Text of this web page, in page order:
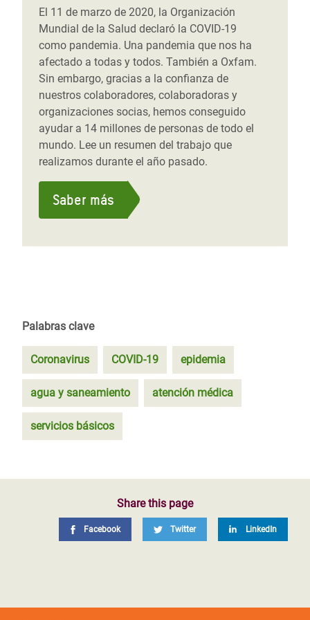
El 11 de marzo de 2020, la Organización
Mundial de la Salud declaró la COVID-19
como pandemia. Una pandemia que nos ha
afectado a todas y todos. También a Oxfam.
Sin embargo, gracias a la confianza de
nuestros colaboradores, colaboradoras y
organizaciones socias, hemos conseguido
ayudar a 14 millones de personas de todo el
mundo. Lee un resumen del trabajo que
realizamos durante el año pasado.
Saber más
Palabras clave
Coronavirus COVID-19 epidemia
agua y saneamiento atención médica
servicios básicos
Share this page
Facebook Twitter LinkedIn